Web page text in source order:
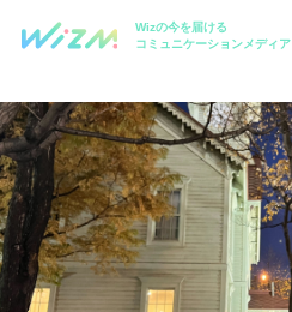
Wizの今を届ける
コミュニケーションメディア